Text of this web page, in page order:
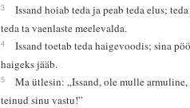
3
Issand hoiab teda ja peab teda elus;
teda ta vaenlaste meelevalda.
4
Issand toetab teda haigevoodis; sina
haigeks jääb.
5
Ma ütlesin: „Issand, ole mulle
teinud sinu vastu!”